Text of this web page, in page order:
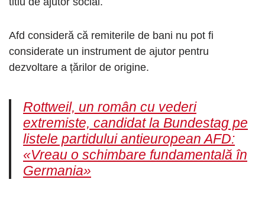
Afd consideră că remiterile de bani nu pot fi
considerate un instrument de ajutor pentru
dezvoltare a țărilor de origine.
Rottweil, un român cu vederi
extremiste, candidat la Bundestag pe
listele partidului antieuropean AFD:
«Vreau o schimbare fundamentală în
Germania»